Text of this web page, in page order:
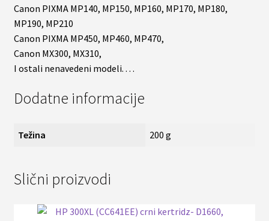
Canon PIXMA MP140, MP150, MP160, MP170, MP180,
MP190, MP210
Canon PIXMA MP450, MP460, MP470,
Canon MX300, MX310,
I ostali nenavedeni modeli. . . .
Dodatne informacije
Težina 200 g
Slični proizvodi